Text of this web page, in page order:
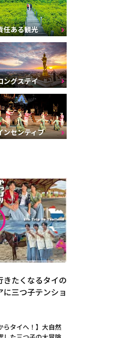
任ある観光
ングステイ
ンセンティブ
きたくなるタイの
三つ子テンショ
らタイへ！】大自然